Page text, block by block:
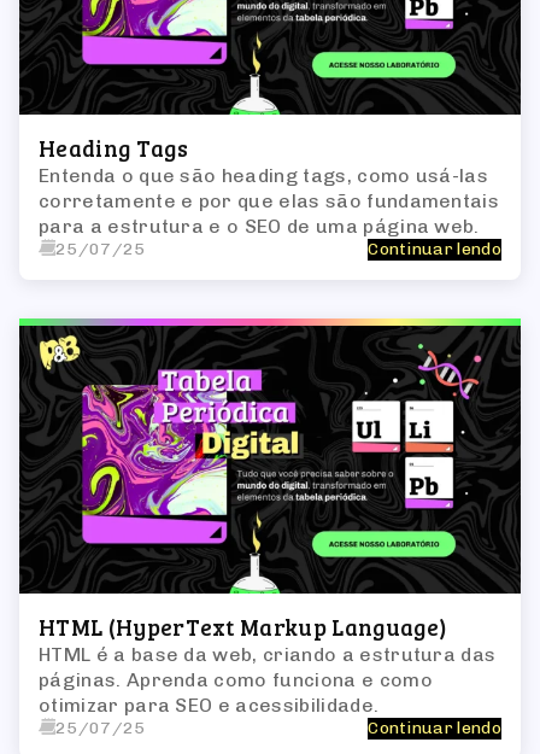
Heading Tags
Entenda o que são heading tags, como usá-las
corretamente e por que elas são fundamentais
para a estrutura e o SEO de uma página web.
25/07/25 Continuar lendo
HTML (HyperText Markup Language)
HTML é a base da web, criando a estrutura das
páginas. Aprenda como funciona e como
otimizar para SEO e acessibilidade.
25/07/25 Continuar lendo